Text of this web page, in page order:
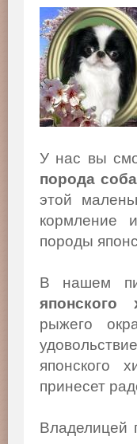
У нас вы
порода
этой
кормление
породы
В нашем
японского
рыжего
японского
принесет
Владелицей